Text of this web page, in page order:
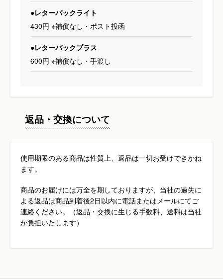
●レターパックライト
430円 ※補償なし・ポスト投函
●レターパックプラス
600円 ※補償なし・手渡し
返品・交換について
使用期限のある商品は性質上、返品は一切お受けできかね
ます。
商品のお届けには万全を期しておりますが、当社の過失に
よる返品は商品到着後2日以内に電話またはメールにてご
連絡ください。（返品・交換に生じる手数料、送料は当社
が負担いたします）